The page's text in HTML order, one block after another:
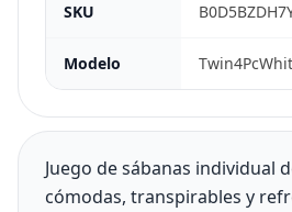
SKU
Modelo
Juego de sábanas individual
cómodas, transpirables y